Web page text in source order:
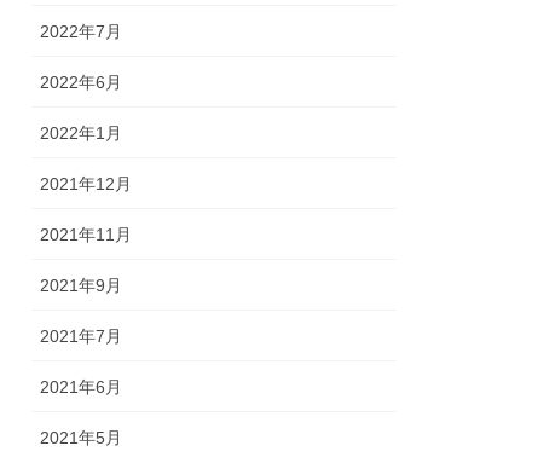
2022年7月
2022年6月
2022年1月
2021年12月
2021年11月
2021年9月
2021年7月
2021年6月
2021年5月